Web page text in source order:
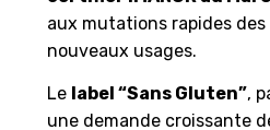
aux mutations rapides
nouveaux usages.
Le label “Sans Gluten”,
une demande croissante